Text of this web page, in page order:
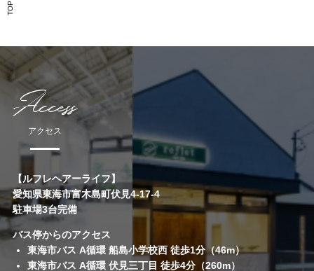
TOP
Access
アクセス
【ルフレヘアーライフ】
愛知県東海市富木島町伏見4-17-4
駐車場3台完備
バス停からのアクセス
東海市バス A循環 船島小学校西 徒歩1分（46m）
東海市バス A循環 伏見三丁目 徒歩4分（260m）